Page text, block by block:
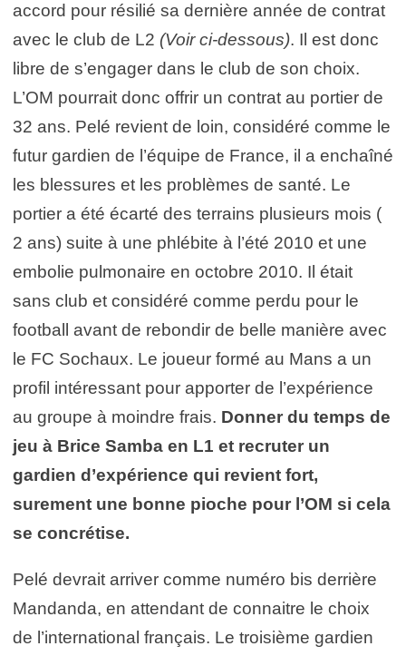
accord pour résilié sa dernière année de contrat
avec le club de L2 (Voir ci-dessous). Il est donc
libre de s’engager dans le club de son choix.
L’OM pourrait donc offrir un contrat au portier de
32 ans. Pelé revient de loin, considéré comme le
futur gardien de l’équipe de France, il a enchaîné
les blessures et les problèmes de santé. Le
portier a été écarté des terrains plusieurs mois (
2 ans) suite à une phlébite à l’été 2010 et une
embolie pulmonaire en octobre 2010. Il était
sans club et considéré comme perdu pour le
football avant de rebondir de belle manière avec
le FC Sochaux. Le joueur formé au Mans a un
profil intéressant pour apporter de l’expérience
au groupe à moindre frais. Donner du temps de
jeu à Brice Samba en L1 et recruter un
gardien d’expérience qui revient fort,
surement une bonne pioche pour l’OM si cela
se concrétise.
Pelé devrait arriver comme numéro bis derrière
Mandanda, en attendant de connaitre le choix
de l’international français. Le troisième gardien